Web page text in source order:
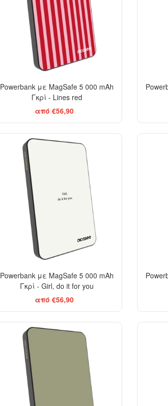
Powerbank με MagSafe 5 000 mAh
Γκρί - Lines red
από €56,90
Powerbank με MagSafe 5 000 mAh
Γκρί - Girl, do it for you
από €56,90